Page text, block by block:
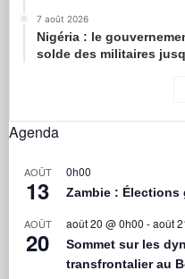
7 août 2026
Nigéria : le
solde des militaires
Agenda
AOÛT
13
0h00
Zambie : Élections
AOÛT
20
août 20 @ 0h00 -août
Sommet sur les
transfrontalier au